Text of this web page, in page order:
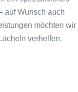
auf Wunsch auch
möchten wir
verhelfen.